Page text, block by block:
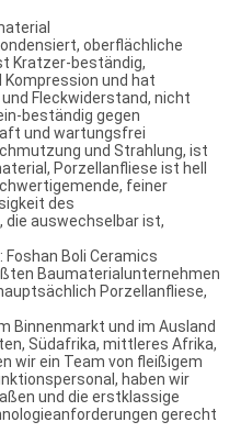
oberflächliche
Kratzer-beständig,
Kompression und hat
Fleckwiderstand, nicht
beständig gegen
und wartungsfrei
und Strahlung, ist
Porzellanfliese ist hell
feiner
des
die auswechselbar ist,
Boli Ceramics
Baumaterialunternehmen
Porzellanfliese,
Binnenmarkt und im Ausland
Südafrika, mittleres Afrika,
wir ein Team von fleißigem
haben wir
und die erstklassige
gerecht